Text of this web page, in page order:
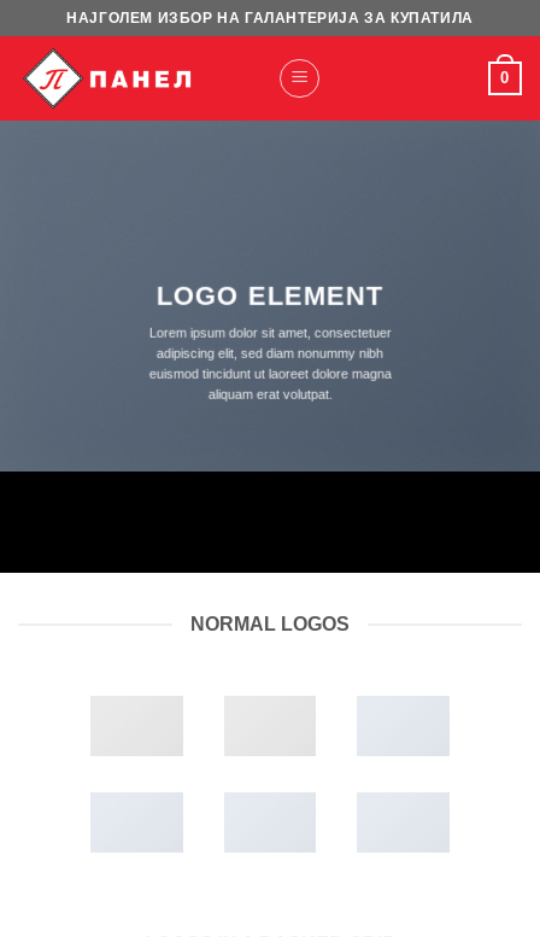
content
НАЈГОЛЕМ ИЗБОР НА ГАЛАНТЕРИЈА ЗА КУПАТИЛА
0
LOGO ELEMENT
Lorem ipsum dolor sit amet, consectetuer
adipiscing elit, sed diam nonummy nibh
euismod tincidunt ut laoreet dolore magna
aliquam erat volutpat.
NORMAL LOGOS